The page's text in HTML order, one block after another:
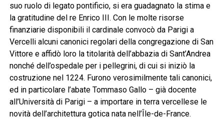
suo ruolo di legato pontificio, si era guadagnato la stima e
la gratitudine del re Enrico III. Con le molte risorse
finanziarie disponibili il cardinale convocò da Parigi a
Vercelli alcuni canonici regolari della congregazione di San
Vittore e affidò loro la titolarità dell’abbazia di Sant’Andrea
nonché dell’ospedale per i pellegrini, di cui si iniziò la
costruzione nel 1224. Furono verosimilmente tali canonici,
ed in particolare l’abate Tommaso Gallo – già docente
all’Università di Parigi – a importare in terra vercellese le
novità dell’architettura gotica nata nell’Île-de-France.